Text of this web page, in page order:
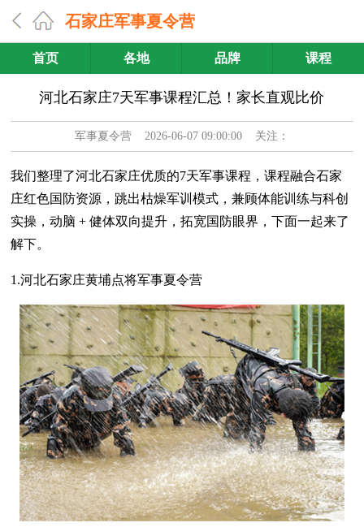
石家庄军事夏令营
首页 各地 品牌 课程
河北石家庄7天军事课程汇总！家长直观比价
军事夏令营2026-06-07 09:00:00 关注：
我们整理了河北石家庄优质的7天军事课程，课程融合石家
庄红色国防资源，跳出枯燥军训模式，兼顾体能训练与科创
实操，动脑 + 健体双向提升，拓宽国防眼界，下面一起来了
解下。
1.河北石家庄黄埔点将军事夏令营